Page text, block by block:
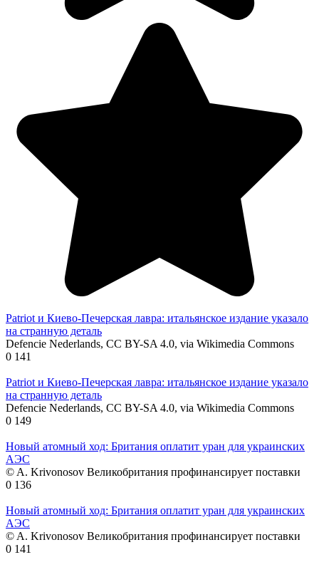
Patriot и Киево-Печерская лавра: итальянское издание указало
на странную деталь
Defencie Nederlands, CC BY-SA 4.0, via Wikimedia Commons
0 141
Patriot и Киево-Печерская лавра: итальянское издание указало
на странную деталь
Defencie Nederlands, CC BY-SA 4.0, via Wikimedia Commons
0 149
Новый атомный ход: Британия оплатит уран для украинских
АЭС
© A. Krivonosov Великобритания профинансирует поставки
0 136
Новый атомный ход: Британия оплатит уран для украинских
АЭС
© A. Krivonosov Великобритания профинансирует поставки
0 141